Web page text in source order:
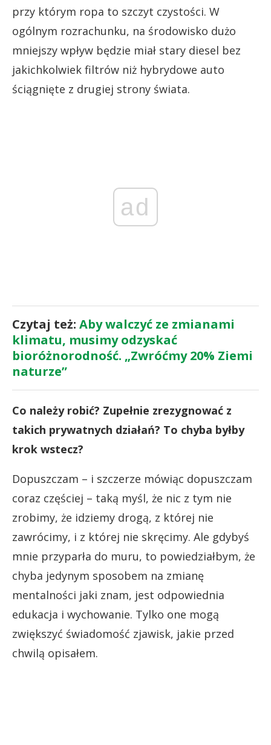
przy którym ropa to szczyt czystości. W
ogólnym rozrachunku, na środowisko dużo
mniejszy wpływ będzie miał stary diesel bez
jakichkolwiek filtrów niż hybrydowe auto
ściągnięte z drugiej strony świata.
ad
Czytaj też: Aby walczyć ze zmianami
klimatu, musimy odzyskać
bioróżnorodność. „Zwróćmy 20% Ziemi
naturze”
Co należy robić? Zupełnie zrezygnować z
takich prywatnych działań? To chyba byłby
krok wstecz?
Dopuszczam – i szczerze mówiąc dopuszczam
coraz częściej – taką myśl, że nic z tym nie
zrobimy, że idziemy drogą, z której nie
zawrócimy, i z której nie skręcimy. Ale gdybyś
mnie przyparła do muru, to powiedziałbym, że
chyba jedynym sposobem na zmianę
mentalności jaki znam, jest odpowiednia
edukacja i wychowanie. Tylko one mogą
zwiększyć świadomość zjawisk, jakie przed
chwilą opisałem.